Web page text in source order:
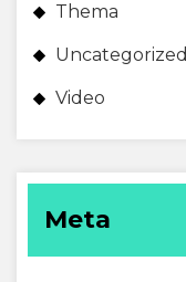
Thema
Uncategorized
Video
Meta